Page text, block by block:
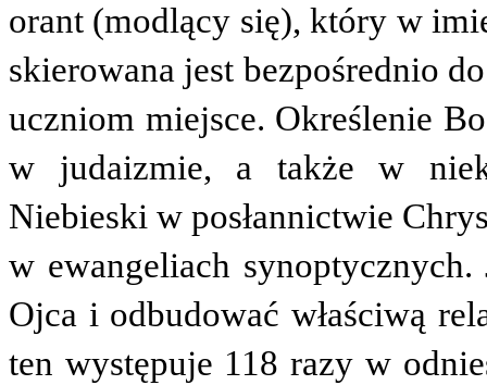
orant (modlący się), który w
skierowana jest bezpośrednio
uczniom miejsce. Określenie
w judaizmie, a także w
Niebieski w posłannictwie
w ewangeliach
Ojca i odbudować właściwą
ten występuje 118 razy w